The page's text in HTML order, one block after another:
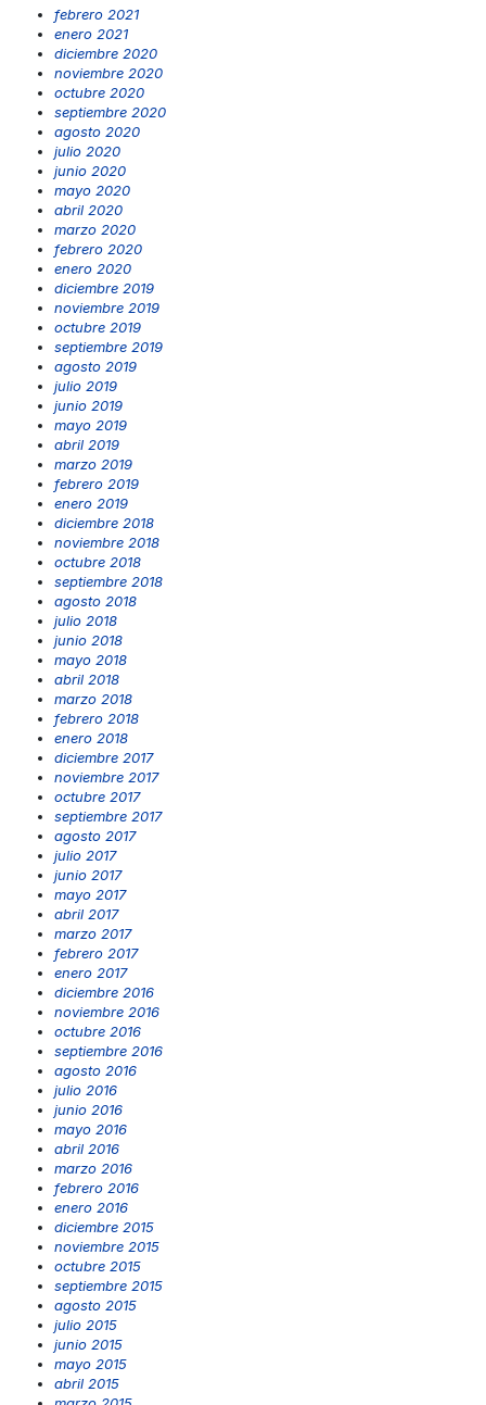
febrero 2021
enero 2021
diciembre 2020
noviembre 2020
octubre 2020
septiembre 2020
agosto 2020
julio 2020
junio 2020
mayo 2020
abril 2020
marzo 2020
febrero 2020
enero 2020
diciembre 2019
noviembre 2019
octubre 2019
septiembre 2019
agosto 2019
julio 2019
junio 2019
mayo 2019
abril 2019
marzo 2019
febrero 2019
enero 2019
diciembre 2018
noviembre 2018
octubre 2018
septiembre 2018
agosto 2018
julio 2018
junio 2018
mayo 2018
abril 2018
marzo 2018
febrero 2018
enero 2018
diciembre 2017
noviembre 2017
octubre 2017
septiembre 2017
agosto 2017
julio 2017
junio 2017
mayo 2017
abril 2017
marzo 2017
febrero 2017
enero 2017
diciembre 2016
noviembre 2016
octubre 2016
septiembre 2016
agosto 2016
julio 2016
junio 2016
mayo 2016
abril 2016
marzo 2016
febrero 2016
enero 2016
diciembre 2015
noviembre 2015
octubre 2015
septiembre 2015
agosto 2015
julio 2015
junio 2015
mayo 2015
abril 2015